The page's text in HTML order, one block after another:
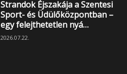
Strandok Éjszakája a Szentesi
Sport- és Üdülőközpontban –
egy felejthetetlen nyá…
2026.07.22.